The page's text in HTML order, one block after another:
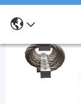
Isolator
tali
kawat